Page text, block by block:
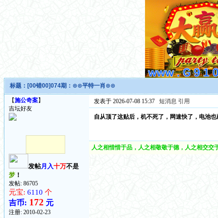
标题： [00错00]074期：⊙⊙平特一肖⊙⊙
【施公奇案】
吉坛好友
发帖月入十万不是
梦！
发帖: 86705
元宝: 6110 个
吉币: 172 元
注册: 2010-02-23
发表于 2026-07-08 15:37 短消息 引用
自从顶了这贴后，机不死了，网速快了，电池
人之相惜惜于品，人之相敬敬于德，人之相交